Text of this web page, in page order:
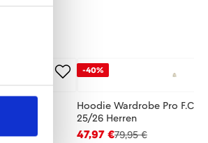
-40%
Hoodie Wardrobe Pro F.C.
25/26 Herren
47,97 €79,95 €